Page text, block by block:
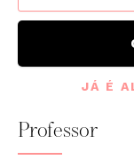
JÁ É
Professor